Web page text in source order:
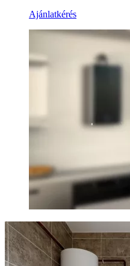
Ajánlatkérés